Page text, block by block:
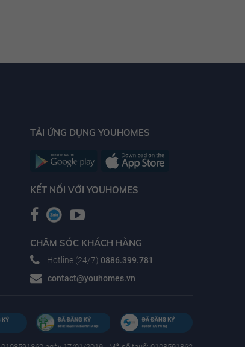
TẢI ỨNG DỤNG YOUHOMES
KẾT NỐI VỚI YOUHOMES
CHĂM SÓC KHÁCH HÀNG
Hotline (24/7) 0886.399.781
contact@youhomes.vn